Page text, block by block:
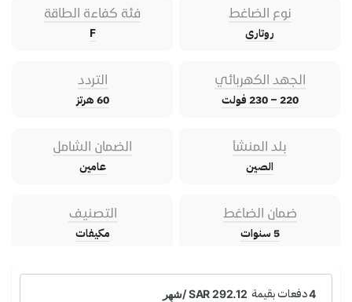
نوع الضاغط
روتارى
فئة كفاءة الطاقة
F
الجهد الكهربائي
220 – 230 فولت
التردد
60 هرتز
بلد المنشأ
الصين
الضمان الشامل
عامين
ضمان الضاغط
5 سنوات
التصنيف
مكيفات